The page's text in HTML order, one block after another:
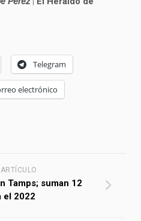
Telegram
electrónico
Tamps; suman 12
el 2022